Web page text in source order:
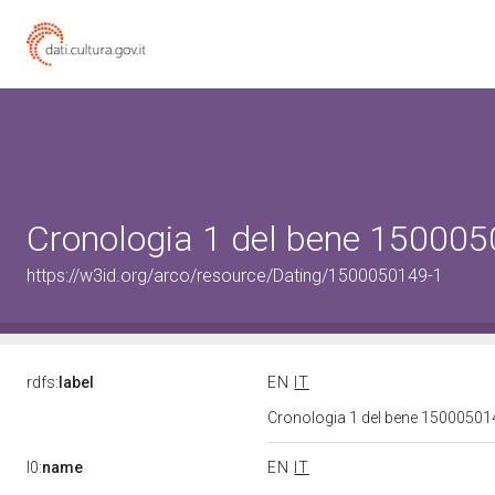
Cronologia 1 del bene
https://w3id.org/arco/resource/Dating/1500050149-1
rdfs: label EN
IT
Cronologia 1 del bene
l0:name EN
IT